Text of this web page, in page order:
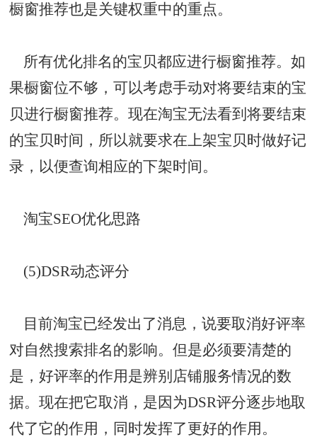
橱窗推荐也是关键权重中的重点。
所有优化排名的宝贝都应进行橱窗推荐。如
果橱窗位不够，可以考虑手动对将要结束的宝
贝进行橱窗推荐。现在淘宝无法看到将要结束
的宝贝时间，所以就要求在上架宝贝时做好记
录，以便查询相应的下架时间。
淘宝SEO优化思路
(5)DSR动态评分
目前淘宝已经发出了消息，说要取消好评率
对自然搜索排名的影响。但是必须要清楚的
是，好评率的作用是辨别店铺服务情况的数
据。现在把它取消，是因为DSR评分逐步地取
代了它的作用，同时发挥了更好的作用。